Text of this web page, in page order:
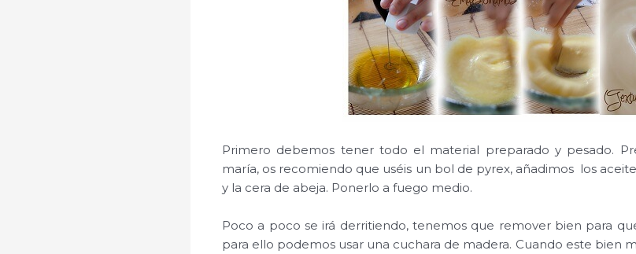
Primero debemos tener todo el material preparado y pesado.
maría, os recomiendo que uséis un bol de pyrex, añadimos los
y la cera de abeja. Ponerlo a fuego medio.
Poco a poco se irá derritiendo, tenemos que remover bien para
para ello podemos usar una cuchara de madera. Cuando este bien